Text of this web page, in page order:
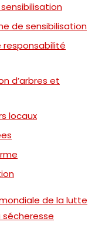
de sensibilisation
responsabilité
d’arbres et
locaux
de la lutte